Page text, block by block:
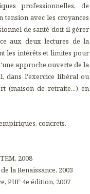
professionnelles, de
avec les croyances
de santé doit-il gérer
aux deux lectures de la
les intérêts et limites pour
approche ouverte de la
dans l'exercice libéral ou
(maison de retraite...) en
concrets.
2008
la Renaissance, 2003
, PUF 4e édition, 2007